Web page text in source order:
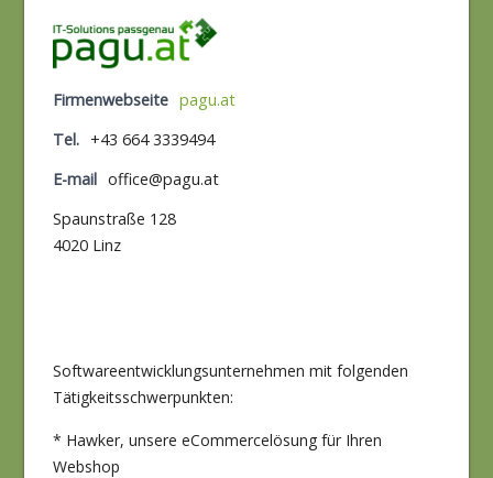
Firmenwebseite pagu.at
Tel.
+43 664 3339494
E-mail office@pagu.at
Spaunstraße 128
4020 Linz
Softwareentwicklungsunternehmen mit folgenden
Tätigkeitsschwerpunkten:
* Hawker, unsere eCommercelösung für Ihren
Webshop